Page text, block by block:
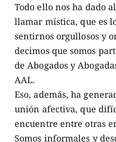
Todo ello nos ha dado
llamar mística, que es
sentirnos orgullosos y
decimos que somos
de Abogados y
AAL.
Eso, además, ha
unión afectiva, que
encuentre entre otras
Somos informales y